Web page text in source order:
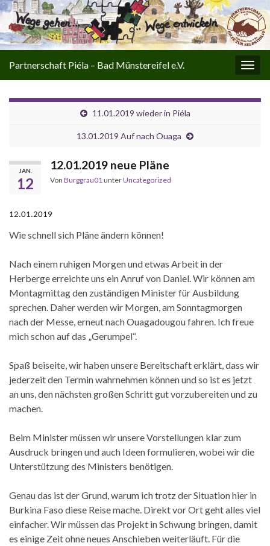
Partnerschaft Piéla – Bad Münstereifel e.V.
11.01.2019 wieder in Piéla
13.01.2019 Auf nach Ouaga
JAN.
12
12.01.2019 neue Pläne
Von Burggrau01unterUncategorized
12.01.2019
Wie schnell sich Pläne ändern können!
Nach einem ruhigen Morgen und etwas Arbeit in der
Herberge erreichte uns ein Anruf von Daniel. Wir können am
Montagmittag den zuständigen Minister für Ausbildung
sprechen. Daher werden wir Morgen, am Sonntagmorgen
nach der Messe, erneut nach Ouagadougou fahren. Ich freue
mich schon auf das „Gerumpel“.
Spaß beiseite, wir haben unsere Bereitschaft erklärt, dass wir
jederzeit den Termin wahrnehmen können und so ist es jetzt
an uns, den nächsten großen Schritt gut vorzubereiten und zu
machen.
Beim Minister müssen wir unsere Vorstellungen klar zum
Ausdruck bringen und auch Ideen formulieren, wobei wir die
Unterstützung des Ministers benötigen.
Genau das ist der Grund, warum ich trotz der Situation hier in
Burkina Faso diese Reise mache. Direkt vor Ort geht alles viel
einfacher. Wir müssen das Projekt in Schwung bringen, damit
es einige Zeit ohne neues Anschieben weiterläuft. Für die